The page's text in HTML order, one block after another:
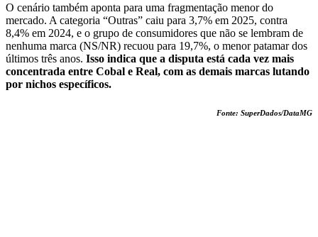
O cenário também aponta para uma fragmentação menor do
mercado. A categoria “Outras” caiu para 3,7% em 2025, contra
8,4% em 2024, e o grupo de consumidores que não se lembram de
nenhuma marca (NS/NR) recuou para 19,7%, o menor patamar dos
últimos três anos. Isso indica que a disputa está cada vez mais
concentrada entre Cobal e Real, com as demais marcas lutando
por nichos específicos.
Fonte: SuperDados/DataMG